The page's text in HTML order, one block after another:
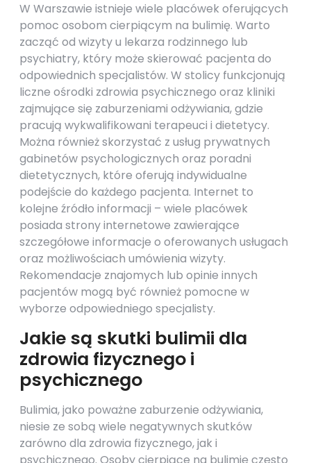
W Warszawie istnieje wiele placówek oferujących
pomoc osobom cierpiącym na bulimię. Warto
zacząć od wizyty u lekarza rodzinnego lub
psychiatry, który może skierować pacjenta do
odpowiednich specjalistów. W stolicy funkcjonują
liczne ośrodki zdrowia psychicznego oraz kliniki
zajmujące się zaburzeniami odżywiania, gdzie
pracują wykwalifikowani terapeuci i dietetycy.
Można również skorzystać z usług prywatnych
gabinetów psychologicznych oraz poradni
dietetycznych, które oferują indywidualne
podejście do każdego pacjenta. Internet to
kolejne źródło informacji – wiele placówek
posiada strony internetowe zawierające
szczegółowe informacje o oferowanych usługach
oraz możliwościach umówienia wizyty.
Rekomendacje znajomych lub opinie innych
pacjentów mogą być również pomocne w
wyborze odpowiedniego specjalisty.
Jakie są skutki bulimii dla
zdrowia fizycznego i
psychicznego
Bulimia, jako poważne zaburzenie odżywiania,
niesie ze sobą wiele negatywnych skutków
zarówno dla zdrowia fizycznego, jak i